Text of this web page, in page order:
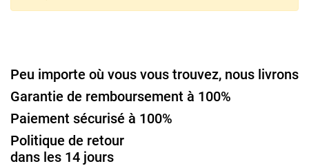
Peu importe où vous vous trouvez, nous livrons
Garantie de remboursement à 100%
Paiement sécurisé à 100%
Politique de retour
dans les 14 jours